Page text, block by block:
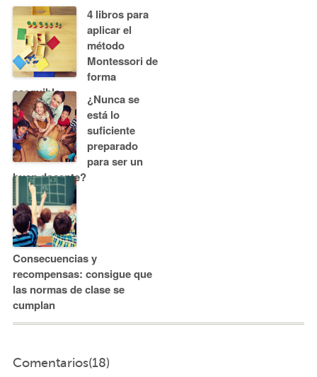
4 libros para
aplicar el
método
Montessori de
forma
asequible
¿Nunca se
está lo
suficiente
preparado
para ser un
buen docente?
Consecuencias y
recompensas: consigue que
las normas de clase se
cumplan
Comentarios(18)